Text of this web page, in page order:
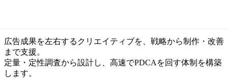
広告成果を左右するクリエイティブを、戦略から制作・改善
まで支援。
定量・定性調査から設計し、高速でPDCAを回す体制を構築
します。